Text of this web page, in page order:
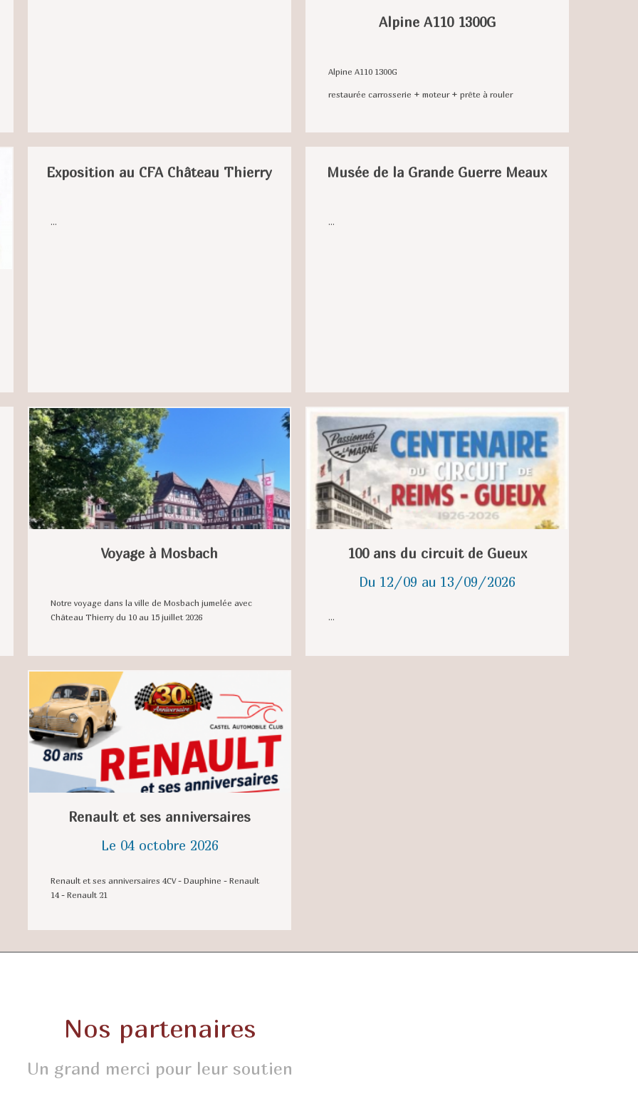
Alpine A110 1300G
Alpine A110 1300G
restaurée carrosserie + moteur + prête à rouler
Exposition au CFA Château Thierry
...
Musée de la Grande Guerre Meaux
...
Voyage à Mosbach
Notre voyage dans la ville de Mosbach jumelée avec
Château Thierry du 10 au 15 juillet 2026
100 ans du circuit de Gueux
Du 12/09 au 13/09/2026
...
Renault et ses anniversaires
Le 04 octobre 2026
Renault et ses anniversaires 4CV - Dauphine - Renault
14 - Renault 21
Nos partenaires
Un grand merci pour leur soutien